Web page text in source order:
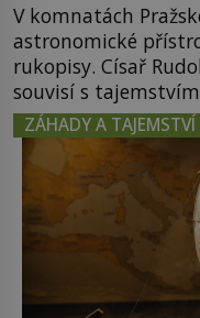
V komnatách
astronomické
rukopisy. Císař
souvisí s
poznání. Jenže po
začínají rozpadat a
odnesl
zapomenuté
ZÁHADY A TAJEMSTVÍ